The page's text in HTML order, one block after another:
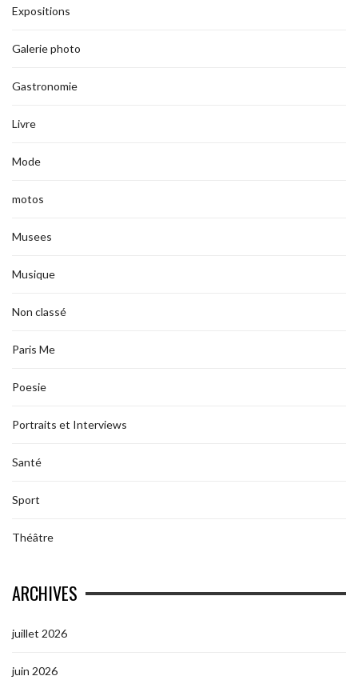
Expositions
Galerie photo
Gastronomie
Livre
Mode
motos
Musees
Musique
Non classé
Paris Me
Poesie
Portraits et Interviews
Santé
Sport
Théâtre
ARCHIVES
juillet 2026
juin 2026